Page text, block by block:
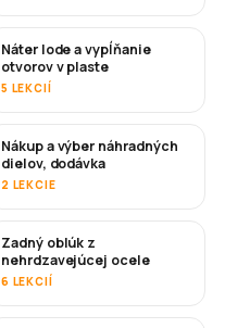
ČOSKORO
Náter lode a vypĺňanie
otvorov v plaste
5 LEKCIÍ
ČOSKORO
Nákup a výber náhradných
dielov, dodávka
2 LEKCIE
Zadný oblúk z
nehrdzavejúcej ocele
6 LEKCIÍ